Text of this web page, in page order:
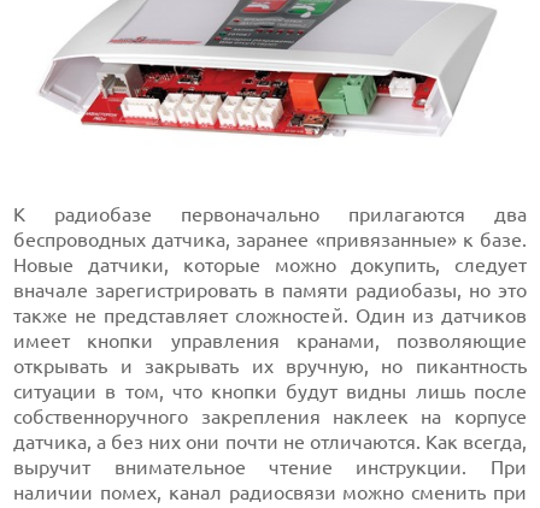
К радиобазе первоначально прилагаются два
беспроводных датчика, заранее «привязанные» к базе.
Новые датчики, которые можно докупить, следует
вначале зарегистрировать в памяти радиобазы, но это
также не представляет сложностей. Один из датчиков
имеет кнопки управления кранами, позволяющие
открывать и закрывать их вручную, но пикантность
ситуации в том, что кнопки будут видны лишь после
собственноручного закрепления наклеек на корпусе
датчика, а без них они почти не отличаются. Как всегда,
выручит внимательное чтение инструкции. При
наличии помех, канал радиосвязи можно сменить при